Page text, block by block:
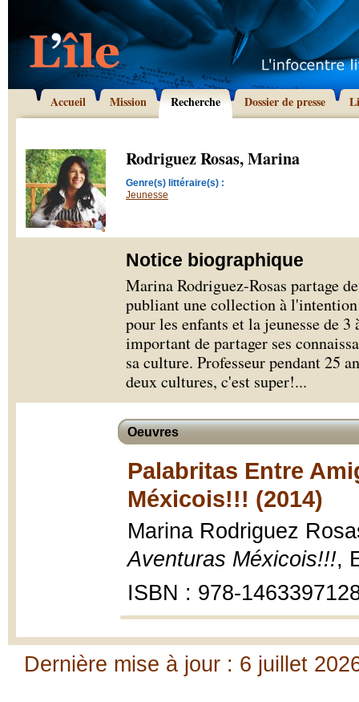
Accueil Mission Recherche Dossier de presse
Rodriguez Rosas, Marina
Genre(s) littéraire(s) :
Jeunesse
Notice biographique
Marina Rodriguez-Rosas partage
publiant une collection à
pour les enfants et la jeunesse de
important de partager ses
sa culture. Professeur pendant 25
deux cultures, c'est super!...
Oeuvres
Palabritas Entre
Méxicois!!! (2014)
Marina Rodriguez
Aventuras Méxicois!!!,
ISBN : 978-
Dernière mise à jour : 6 juillet